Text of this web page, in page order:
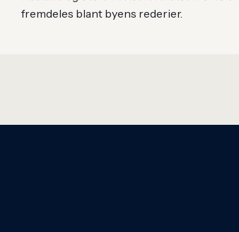
fremdeles blant byens rederier.